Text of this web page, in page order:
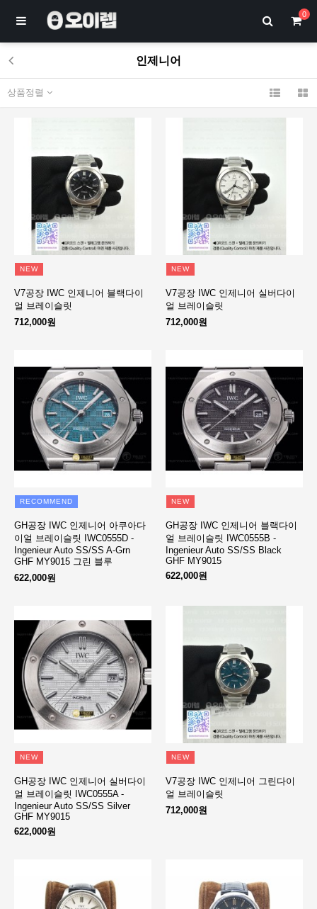
0
인제니어
상품정렬
NEW
V7공장 IWC 인제니어 블랙다이
얼 브레이슬릿
712,000원
NEW
V7공장 IWC 인제니어 실버다이
얼 브레이슬릿
712,000원
RECOMMEND
GH공장 IWC 인제니어 아쿠아다
이얼 브레이슬릿 IWC0555D -
Ingenieur Auto SS/SS A-Grn
GHF MY9015 그린 블루
622,000원
NEW
GH공장 IWC 인제니어 블랙다이
얼 브레이슬릿 IWC0555B -
Ingenieur Auto SS/SS Black
GHF MY9015
622,000원
NEW
GH공장 IWC 인제니어 실버다이
얼 브레이슬릿 IWC0555A -
Ingenieur Auto SS/SS Silver
GHF MY9015
622,000원
NEW
V7공장 IWC 인제니어 그린다이
얼 브레이슬릿
712,000원